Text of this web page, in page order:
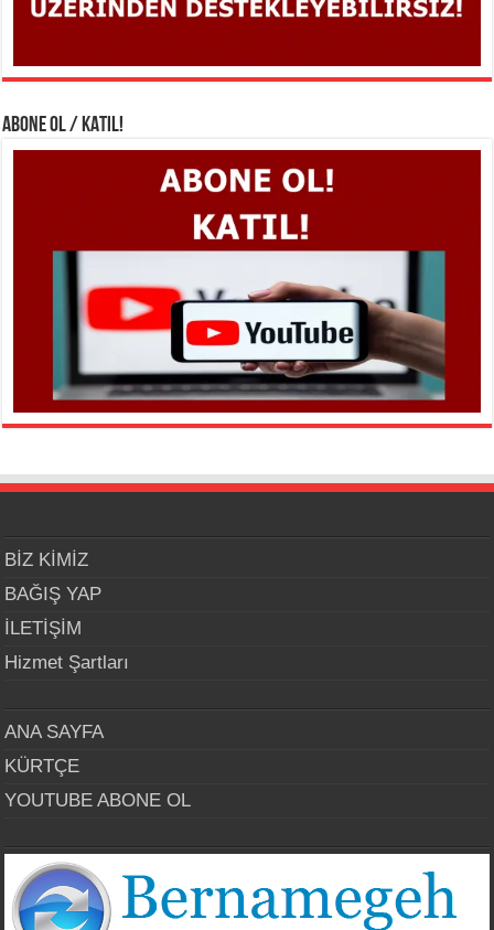
ABONE OL / KATIL!
BİZ KİMİZ
BAĞIŞ YAP
İLETİŞİM
Hizmet Şartları
ANA SAYFA
KÜRTÇE
YOUTUBE ABONE OL